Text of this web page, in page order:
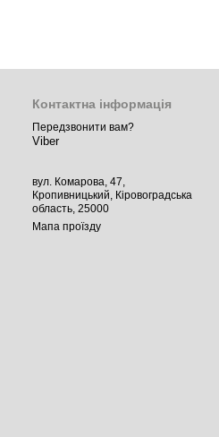
Контактна інформація
Передзвонити вам?
Viber
вул. Комарова, 47,
Кропивницький, Кіровоградська
область, 25000
Мапа проїзду